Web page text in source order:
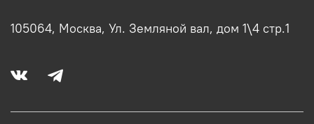
105064, Москва, Ул. Земляной вал, дом 1\4 стр.1